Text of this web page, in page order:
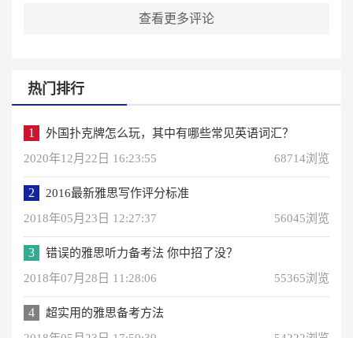
查看更多评论
热门排行
1
外国扑克牌怎么玩，其中有哪些常见英语词汇？
2020年12月22日 16:23:55
68714浏览
2
2016最新雅思写作评分标准
2018年05月23日 12:27:37
56045浏览
3
错误的雅思听力备考法 你中招了没？
2018年07月28日 11:28:06
55365浏览
4
超实用的雅思备考方法